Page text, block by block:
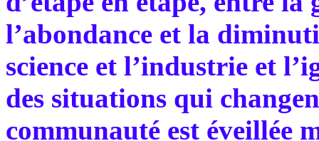
l’abondance et la
science et l’industrie et
des situations qui
communauté est éveillée